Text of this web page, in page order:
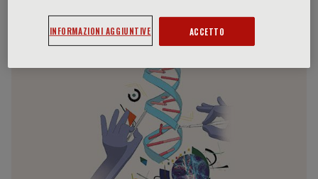
Partecipazioni del relatore
INFORMAZIONI AGGIUNTIVE ACCETTO